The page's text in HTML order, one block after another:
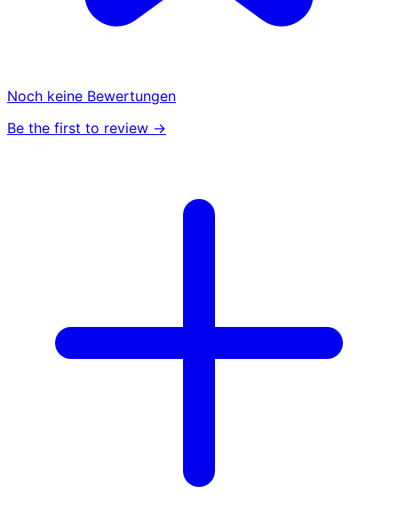
Noch keine Bewertungen
Be the first to review →